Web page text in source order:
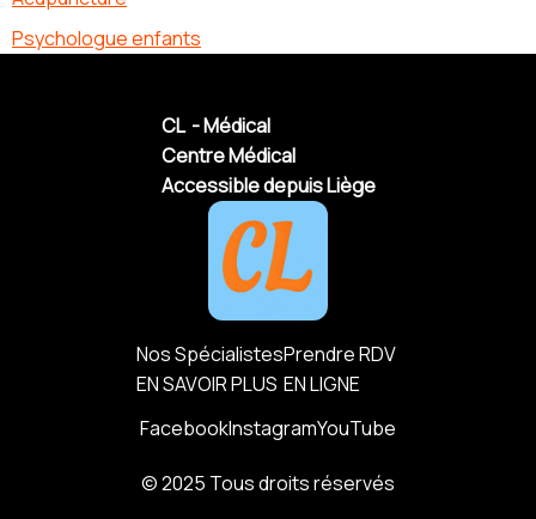
Psychologue enfants
CL - Médical
Centre Médical
Accessible depuis Liège
Nos Spécialistes
EN SAVOIR PLUS
Prendre RDV
EN LIGNE
FacebookInstagramYouTube
© 2025 Tous droits réservés